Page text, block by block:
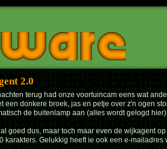
2.0
terug had onze voortuincam eens wat
een donkere broek, jas en petje over z'n ogen
de buitenlamp aan (alles wordt gelogd
goed dus, maar toch maar even de wijkagent
karakters. Gelukkig heeft ie ook een e-